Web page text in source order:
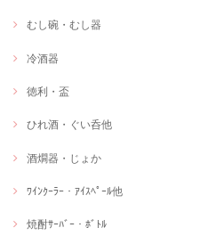
むし碗・むし器
冷酒器
徳利・盃
ひれ酒・ぐい呑他
酒燗器・じょか
ﾜｲﾝｸｰﾗｰ・ｱｲｽﾍﾟｰﾙ他
焼酎ｻｰﾊﾞｰ・ﾎﾞﾄﾙ